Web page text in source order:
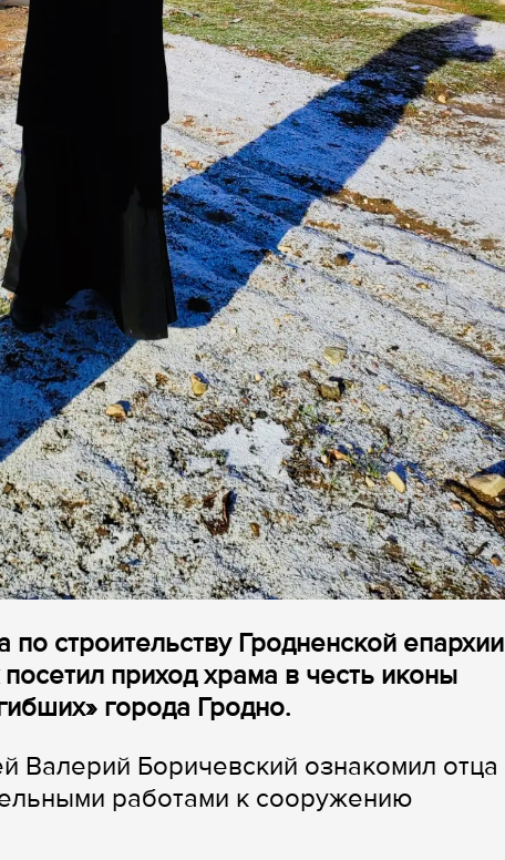
по строительству Гродненской епархии
приходхрама в честь иконы
» города Гродно.
Валерий Боричевский ознакомил отца
работами к сооружению